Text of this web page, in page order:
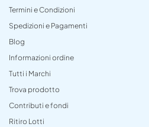
Termini e Condizioni
Spedizioni e Pagamenti
Blog
Informazioni ordine
Tutti i Marchi
Trova prodotto
Contributi e fondi
Ritiro Lotti